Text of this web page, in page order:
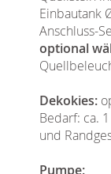
Einbautank
Anschluss-
optional
Dekokies:
Bedarf: ca.
und
Pumpe: